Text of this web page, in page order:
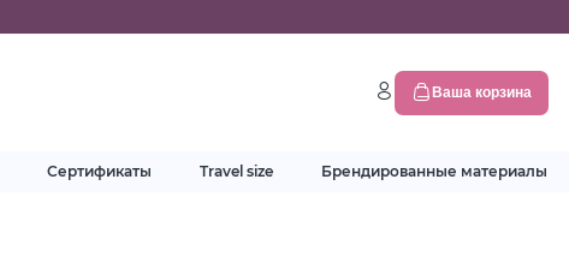
Ваша корзина
Сертификаты Travel size Брендированные материалы